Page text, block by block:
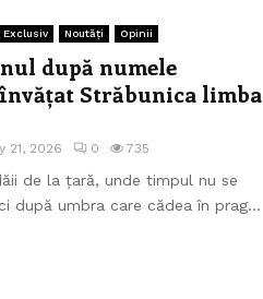
Exclusiv Noutăți Opinii
după numele
Străbunica limba
21, 2026 0 735
de la țară, unde timpul nu se
după umbra care cădea în prag...